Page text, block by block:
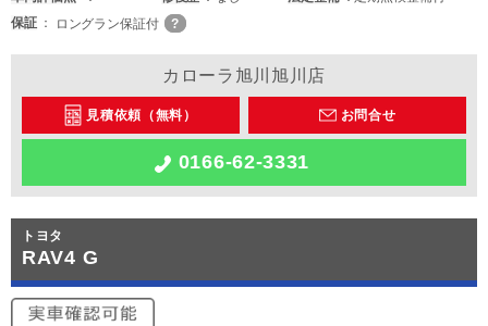
保証
ロングラン保証付
カローラ旭川旭川店
見積依頼（無料） お問合せ
0166-62-3331
トヨタ
RAV4 G